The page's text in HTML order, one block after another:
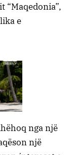
e
nga një
një